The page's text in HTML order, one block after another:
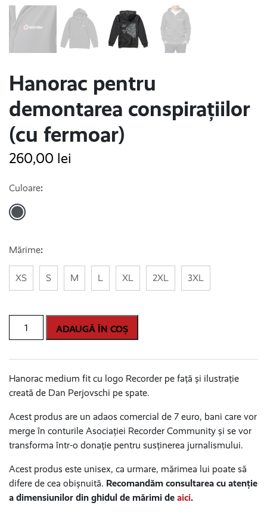
Hanorac pentru
demontarea conspirațiilor
(cu fermoar)
260,00 lei
Culoare:
Mărime:
XS S M L XL 2XL 3XL
Cantitate
conspirațiilor
(cu
ADAUGĂ ÎN COȘ
Hanorac medium fit cu logo Recorder pe față și ilustrație
creată de Dan Perjovschi pe spate.
Acest produs are un adaos comercial de 7 euro, bani care vor
merge în conturile Asociației Recorder Community și se vor
transforma într-o donație pentru susținerea jurnalismului.
Acest produs este unisex, ca urmare, mărimea lui poate să
difere de cea obișnuită. Recomandăm consultarea cu atenție
a dimensiunilor din ghidul de mărimi de aici.